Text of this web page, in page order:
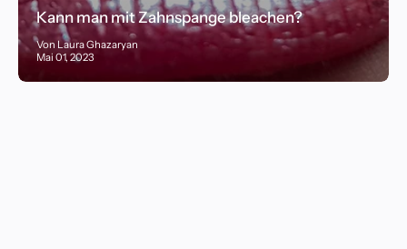
Kann man mit Zahnspange bleachen?
Von Laura Ghazaryan
Mai 01, 2023